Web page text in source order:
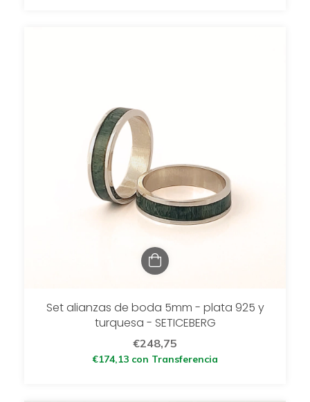
Set alianzas de boda 5mm - plata 925 y
turquesa - SETICEBERG
€248,75
€174,13 con Transferencia